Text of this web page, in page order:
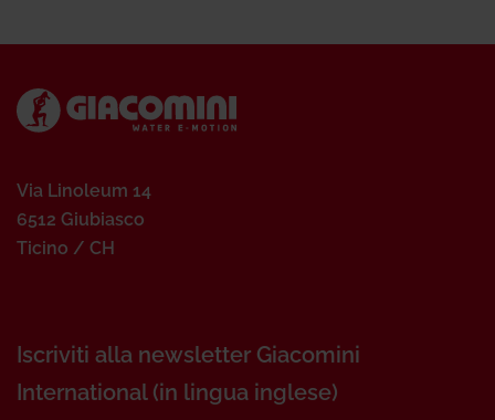
Via Linoleum 14
6512 Giubiasco
Ticino / CH
Iscriviti alla newsletter Giacomini
International (in lingua inglese)